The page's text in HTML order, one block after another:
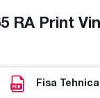
RA Print
Fisa Tehnica